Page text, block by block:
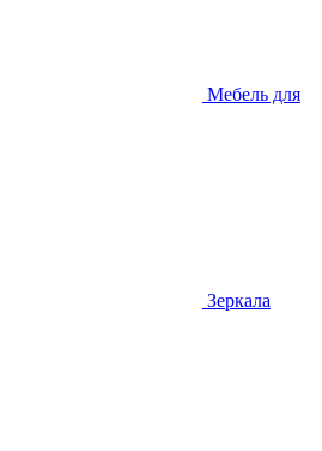
Мебель для
Зеркала